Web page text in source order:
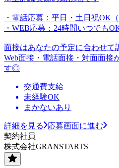
・電話応募：平日・土日祝OK（
・WEB応募：24時間いつでも
面接はあなたの予定に合わせて
Web面接・電話面接・対面面接
す◎
交通費支給
未経験OK
まかないあり
詳細を見る
応募画面に進む
契約社員
株式会社GRANSTARTS